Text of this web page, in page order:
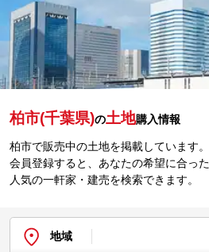
柏市(千葉県)の土地購入情報
柏市で販売中の土地を掲載しています。
会員登録すると、あなたの希望に合っ
人気の一軒家・建売を検索できます。
地域